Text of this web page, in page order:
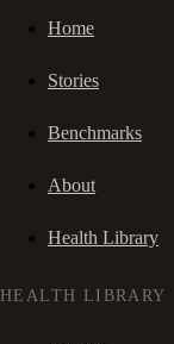
Home
Stories
Benchmarks
About
Health Library
HEALTH LIBRARY